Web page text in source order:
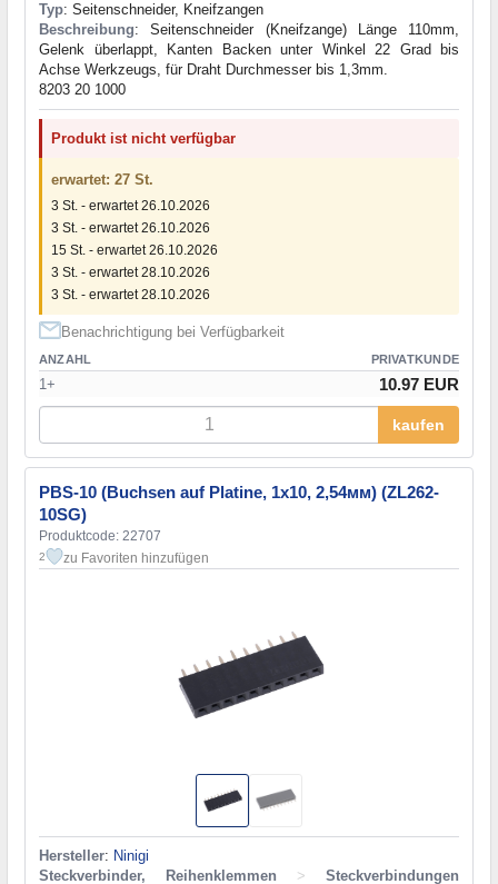
Typ: Seitenschneider, Kneifzangen
Beschreibung: Seitenschneider (Kneifzange) Länge 110mm,
Gelenk überlappt, Kanten Backen unter Winkel 22 Grad bis
Achse Werkzeugs, für Draht Durchmesser bis 1,3mm.
8203 20 1000
Produkt ist nicht verfügbar
erwartet: 27 St.
3 St. - erwartet 26.10.2026
3 St. - erwartet 26.10.2026
15 St. - erwartet 26.10.2026
3 St. - erwartet 28.10.2026
3 St. - erwartet 28.10.2026
Benachrichtigung bei Verfügbarkeit
ANZAHL PRIVATKUNDE
1+ 10.97 EUR
kaufen
PBS-10 (Buchsen auf Platine, 1х10, 2,54мм) (ZL262-
10SG)
Produktcode: 22707
2 zu Favoriten hinzufügen
Hersteller: Ninigi
Steckverbinder, Reihenklemmen
>
Steckverbindungen